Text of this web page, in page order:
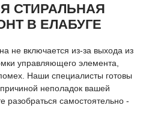
СТИРАЛЬНАЯ
В ЕЛАБУГЕ
не включается из-за выхода из
управляющего элемента,
Наши специалисты готовы
неполадок вашей
разобраться самостоятельно -